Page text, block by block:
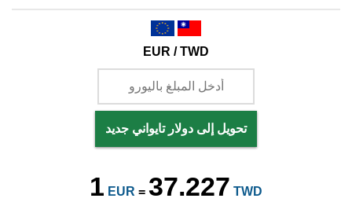
EUR / TWD
تحويل إلى دولار تايواني جديد
1 EUR = 37.227 TWD